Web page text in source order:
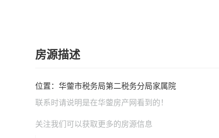
房源描述
位置：华蓥市税务局第二税务分局家属院
联系时请说明是在华蓥房产网 看到的！
关注我们可以获取更多的房源信息